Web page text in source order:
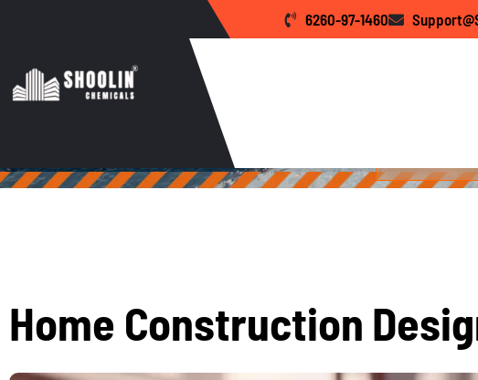
6260-97-1460
HomeC
Home Construction Desig